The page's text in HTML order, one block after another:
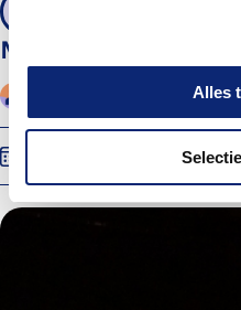
Alles
Musical 9-12 jaar